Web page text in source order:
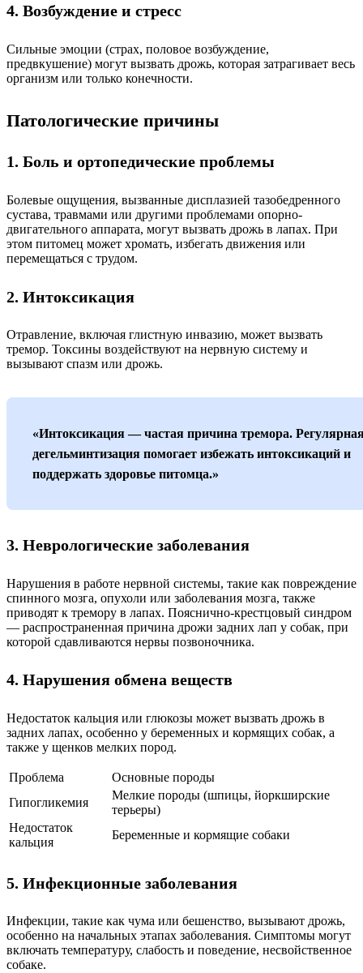
4. Возбуждение и стресс
Сильные эмоции (страх, половое возбуждение,
предвкушение) могут вызвать дрожь, которая затрагивает весь
организм или только конечности.
Патологические причины
1. Боль и ортопедические проблемы
Болевые ощущения, вызванные дисплазией тазобедренного
сустава, травмами или другими проблемами опорно-
двигательного аппарата, могут вызвать дрожь в лапах. При
этом питомец может хромать, избегать движения или
перемещаться с трудом.
2. Интоксикация
Отравление, включая глистную инвазию, может вызвать
тремор. Токсины воздействуют на нервную систему и
вызывают спазм или дрожь.
«Интоксикация — частая причина тремора.
дегельминтизация помогает избежать интоксикаций и
поддержать здоровье питомца.»
3. Неврологические заболевания
Нарушения в работе нервной системы, такие как повреждение
спинного мозга, опухоли или заболевания мозга, также
приводят к тремору в лапах. Пояснично-крестцовый синдром
— распространенная причина дрожи задних лап у собак, при
которой сдавливаются нервы позвоночника.
4. Нарушения обмена веществ
Недостаток кальция или глюкозы может вызвать дрожь в
задних лапах, особенно у беременных и кормящих собак, а
также у щенков мелких пород.
Проблема
Основные породы
Гипогликемия
Мелкие породы (шпицы, йоркширские
терьеры)
Недостаток
кальция
Беременные и кормящие собаки
5. Инфекционные заболевания
Инфекции, такие как чума или бешенство, вызывают дрожь,
особенно на начальных этапах заболевания. Симптомы могут
включать температуру, слабость и поведение, несвойственное
собаке.